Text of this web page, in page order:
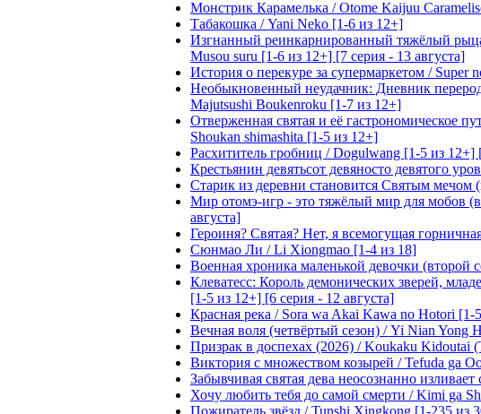
Монстрик Карамелька / Otome Kaijuu
Табакошка / Yani Neko [1-6 из 12+]
Изгнанный реинкарнированный тяжёлый
Musou suru [1-6 из 12+] [7 серия - 13 августа]
История о перекуре за супермаркетом / Super
Необыкновенный неудачник: Дневник
Majutsushi Boukenroku [1-7 из 12+]
Отверженная святая и её гастрономическое
Shoukan shimashita [1-5 из 12+]
Расхититель гробниц / Dogulwang [1-5 из 12+]
Крестьянин девятьсот девяносто девятого
Старик из деревни становится Святым мечом
Мир отомэ-игр - это тяжёлый мир для мобов
августа]
Героиня? Святая? Нет, я всемогущая
Сюнмао Ли / Li Xiongmao [1-4 из 18]
Военная хроника маленькой девочки (второй
Клеватесс: Король демонических зверей,
[1-5 из 12+] [6 серия - 12 августа]
Красная река / Sora wa Akai Kawa no Hotori [1-
Вечная воля (четвёртый сезон) / Yi Nian Yong
Призрак в доспехах (2026) / Koukaku Kidoutai
Виктория с множеством козырей / Tefuda ga
Забывчивая святая дева неосознанно
Хочу любить тебя до самой смерти / Kimi ga
Пожиратель звёзд / Tunshi Xingkong [1-235 из